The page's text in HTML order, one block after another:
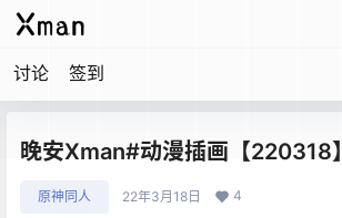
讨论 签到
晚安Xman#动漫插画【220318】
原神同人 22年3月18日 4